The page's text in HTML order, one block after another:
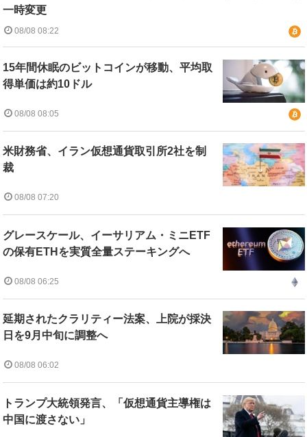
一時変更
08/08 08:22
15年間休眠のビットコインが移動、平均取
得単価は約10ドル
08/08 08:05
米財務省、イラン仮想通貨取引所2社を制
裁
08/08 07:20
グレースケール、イーサリアム・ミニETF
の保有ETHを実質全量ステーキングへ
08/08 06:25
延期されたクラリティー法案、上院が採決
日を9月中旬に調整へ
08/08 06:02
トランプ大統領発言、「仮想通貨主導権は
中国に渡さない」